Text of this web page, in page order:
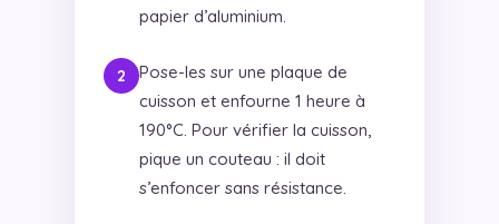
papier d’aluminium.
Pose-les sur une plaque de
cuisson et enfourne 1 heure à
190°C. Pour vérifier la cuisson,
pique un couteau : il doit
s’enfoncer sans résistance.